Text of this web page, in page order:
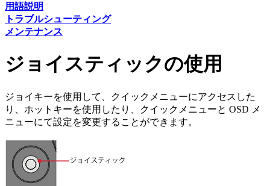
用語説明
トラブルシューティング
メンテナンス
ジョイスティックの使用
ジョイキーを使用して、クイックメニューにアクセスした
り、ホットキーを使用したり、クイックメニューと OSD メ
ニューにて設定を変更することができます。